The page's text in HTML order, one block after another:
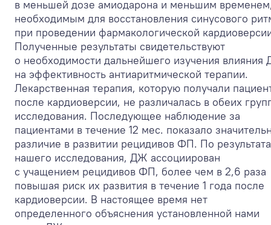
в меньшей дозе амиодарона и меньшим
необходимым для восстановления синусового
при проведении фармакологической
Полученные результаты свидетельствуют
о необходимости дальнейшего изучения
на эффективность антиаритмической терапии.
Лекарственная терапия, которую получали
после кардиоверсии, не различалась в обеих
исследования. Последующее наблюдение за
пациентами в течение 12 мес. показало
различие в развитии рецидивов ФП. По
нашего исследования, ДЖ ассоциирован
с учащением рецидивов ФП, более чем в 2,6 раза
повышая риск их развития в течение 1 года после
кардиоверсии. В настоящее время нет
определенного объяснения установленной нами